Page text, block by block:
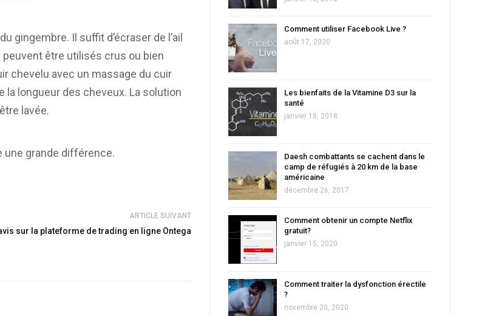
gingembre. Il suffit d’écraser de l’ail
être utilisés crus ou bien
chevelu avec un massage du cuir
longueur des cheveux. La solution
lavée.
une grande différence.
ARTICLE SUIVANT
sur la plateforme de trading en ligne Ontega
Comment utiliser Facebook Live ?
août 17, 2020
Les bienfaits de la Vitamine D3 sur la
santé
janvier 18, 2018
Daesh combattants se cachent dans le
camp de réfugiés à 20 km de la base
américaine
décembre 26, 2017
Comment obtenir un compte Netflix
gratuit?
janvier 15, 2020
Comment traiter la dysfonction érectile
?
novembre 20, 2020